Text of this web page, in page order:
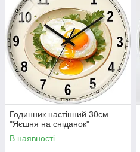
Годинник настінний 30см
"Яєшня на сніданок"
В наявності